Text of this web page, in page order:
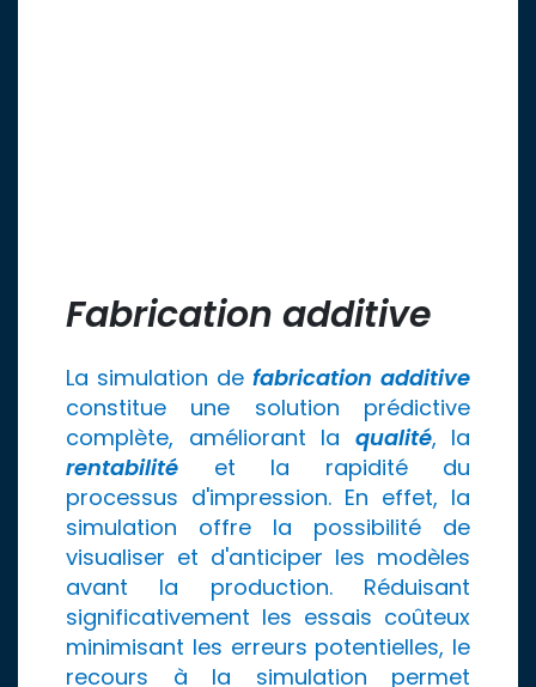
Fabrication additive
La simulation de fabrication additive
constitue une solution prédictive
complète, améliorant la qualité, la
rentabilité et la rapidité du
processus d'impression. En effet, la
simulation offre la possibilité de
visualiser et d'anticiper les modèles
avant la production. Réduisant
significativement les essais coûteux
minimisant les erreurs potentielles, le
recours à la simulation permet